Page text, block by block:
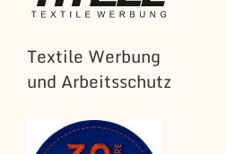
Textile Werbung
und Arbeitsschutz